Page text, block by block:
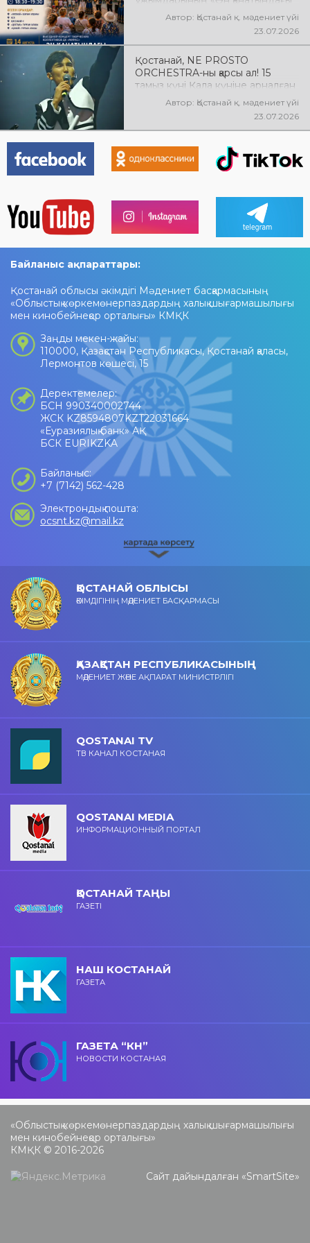
Қостанай» көшпелі концерті
өтеді! Баршаңызды мерекелік
Автор: Қостанай қ. мәдениет үйі
23.07.2026
Қостанай, NE PROSTO
ORCHESTRA-ны қарсы ал! 15
тамыз күні Қала күніне арналған
мерекелік концертте NE
PROSTO ORCHESTRA өнер
көрсетеді! @ne_prosto_orchestra
Автор: Қостанай қ. мәдениет үйі
23.07.2026
Байланыс ақпараттары:
Қостанай облысы әкімдігі Мәдениет басқармасының
«Облыстық көркемөнерпаздардың халық шығармашылығы
мен кинобейнеқор орталығы» КМҚК
Заңды мекен-жайы:
110000, Қазақстан Республикасы, Қостанай қаласы,
Лермонтов көшесі, 15
Деректемелер:
БСН 990340002744
ЖСК KZ8594807KZT22031664
«Еуразиялық банк» АҚ
БСК EURIKZKA
Байланыс:
+7 (7142) 562-428
Электрондық пошта:
ocsnt.kz@mail.kz
ҚОСТАНАЙ ОБЛЫСЫ
ӘКІМДІГІНІҢ МӘДЕНИЕТ БАСҚАРМАСЫ
ҚАЗАҚСТАН РЕСПУБЛИКАСЫНЫҢ
МӘДЕНИЕТ ЖӘНЕ АҚПАРАТ МИНИСТРЛІГІ
QOSTANAI TV
ТВ КАНАЛ КОСТАНАЯ
QOSTANAI MEDIA
ИНФОРМАЦИОННЫЙ ПОРТАЛ
ҚОСТАНАЙ ТАҢЫ
ГАЗЕТІ
НАШ КОСТАНАЙ
ГАЗЕТА
ГАЗЕТА “КН”
НОВОСТИ КОСТАНАЯ
«Облыстық көркемөнерпаздардың халық шығармашылығы
мен кинобейнеқор орталығы»
КМҚК © 2016-2026
Сайт дайындалған «SmartSite»